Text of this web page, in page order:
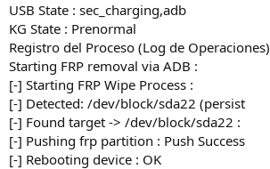
USB State : sec_charging,adb
KG State : Prenormal
Registro del Proceso (Log de Operaciones)
Starting FRP removal via ADB :
[-] Starting FRP Wipe Process :
[-] Detected: /dev/block/sda22 (persist
[-] Found target -> /dev/block/sda22 :
[-] Pushing frp partition : Push Success
[-] Rebooting device : OK